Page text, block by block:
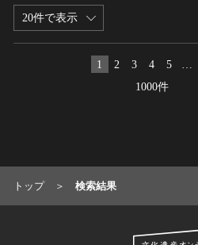
20件で表示
1000件
1 2 3 4 5
民俗
有形民俗文化財
無形民俗文化財
その他
名勝
トップ 検索結果